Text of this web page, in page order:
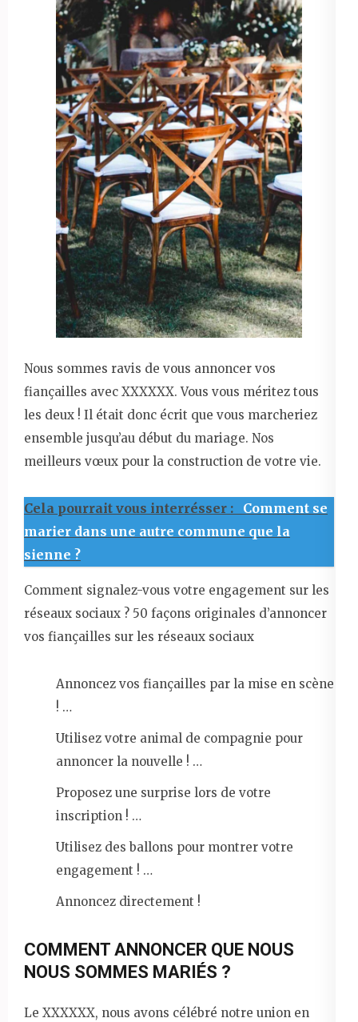
Nous sommes ravis de vous annoncer vos
fiançailles avec XXXXXX. Vous vous méritez tous
les deux ! Il était donc écrit que vous marcheriez
ensemble jusqu’au début du mariage. Nos
meilleurs vœux pour la construction de votre vie.
Cela pourrait vous interrésser :
Comment se
marier dans une autre commune que la
sienne ?
Comment signalez-vous votre engagement sur les
réseaux sociaux ? 50 façons originales d’annoncer
vos fiançailles sur les réseaux sociaux
Annoncez vos fiançailles par la mise en scène
! …
Utilisez votre animal de compagnie pour
annoncer la nouvelle ! …
Proposez une surprise lors de votre
inscription ! …
Utilisez des ballons pour montrer votre
engagement ! …
Annoncez directement !
COMMENT ANNONCER QUE NOUS
NOUS SOMMES MARIÉS ?
Le XXXXXX, nous avons célébré notre union en